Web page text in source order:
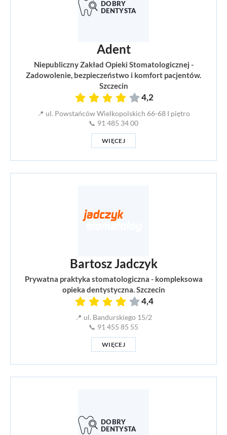
Adent
Niepubliczny Zakład Opieki Stomatologicznej -
Zadowolenie, bezpieczeństwo i komfort pacjentów.
Szczecin
4,2
📍 ul. Powstańców Wielkopolskich 66-68 I piętro
📞 91 485 34 00
WIĘCEJ
Bartosz Jadczyk
Prywatna praktyka stomatologiczna - kompleksowa
opieka dentystyczna. Szczecin
4,4
📍 ul. Bandurskiego 15/2
📞 91 455 85 55
WIĘCEJ